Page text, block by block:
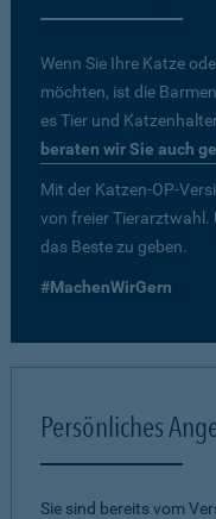
Wenn Sie Ihre Katze
möchten, ist die
es Tier und
beraten wir Sie auch
Mit der Katzen-OP-
von freier Tierarztwahl.
das Beste zu geben.
#MachenWirGern
Persönliches
Sie sind bereits vom